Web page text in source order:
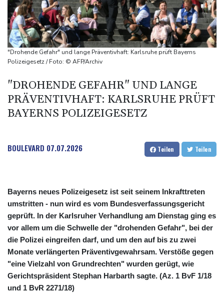
Doppelpack Freigang: Frankfurt schlägt auch Malmö
Explosion mutmaßlich ukrainischer Drohne in Bulgarien löst
diplomatische Verstimmung aus
Selenskyj warnt vor Folgen russischer Angriffe - Vucic für
Integrität der Ukraine
Gesamtführung
Drohne explodiert an der Grenze zwischen Rumänien und
Bulgarien nahe Gaspipeline
"Drohende Gefahr" und lange Präventivhaft: Karlsruhe prüft Bayerns
Polizeigesetz / Foto: © AFP/Archiv
"DROHENDE GEFAHR" UND LANGE
PRÄVENTIVHAFT: KARLSRUHE PRÜFT
BAYERNS POLIZEIGESETZ
BOULEVARD 07.07.2026 Teilen Teilen
Bayerns neues Polizeigesetz ist seit seinem Inkrafttreten
umstritten - nun wird es vom Bundesverfassungsgericht
geprüft. In der Karlsruher Verhandlung am Dienstag ging es
vor allem um die Schwelle der "drohenden Gefahr", bei der
die Polizei eingreifen darf, und um den auf bis zu zwei
Monate verlängerten Präventivgewahrsam. Verstöße gegen
"eine Vielzahl von Grundrechten" wurden gerügt, wie
Gerichtspräsident Stephan Harbarth sagte. (Az. 1 BvF 1/18
und 1 BvR 2271/18)